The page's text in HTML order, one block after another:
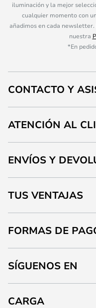
iluminación y la mejor
cualquier momento con
añadimos en cada
nuestra
*En
CONTACTO Y
ATENCIÓN AL
ENVÍOS Y
TUS VENTAJAS
FORMAS DE
SÍGUENOS EN
CARGA